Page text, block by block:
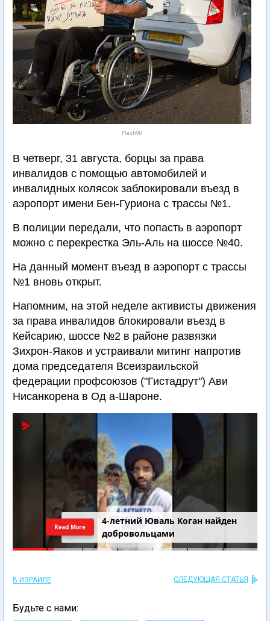
Flash90
В четверг, 31 августа, борцы за права
инвалидов с помощью автомобилей и
инвалидных колясок заблокировали въезд в
аэропорт имени Бен-Гуриона с трассы №1.
В полиции передали, что попасть в аэропорт
можно с перекрестка Эль-Аль на шоссе №40.
На данный момент въезд в аэропорт с трассы
№1 вновь открыт.
Напомним, на этой неделе активисты движения
за права инвалидов блокировали въезд в
Кейсарию, шоссе №2 в районе развязки
Зихрон-Яаков и устраивали митинг напротив
дома председателя Всеизраильской
федерации профсоюзов ("Гистадрут") Ави
Нисанкорена в Од а-Шароне.
4-летний Юваль Коган найден
добровольцами
Read More
В ИЗРАИЛЕ СЛЕДУЮЩАЯ СТАТЬЯ
Будьте с нами: